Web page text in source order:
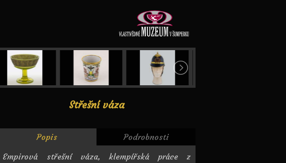
Střešní váza
Popis
Podrobnosti
Empirová střešní váza, klempířská práce z